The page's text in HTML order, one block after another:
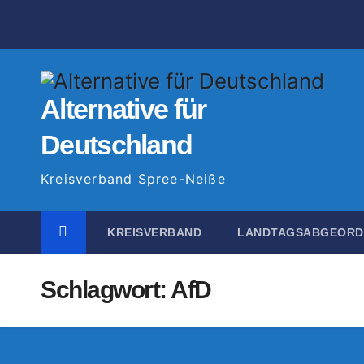
Alternative für
Deutschland
Kreisverband Spree-Neiße
KREISVERBAND
Schlagwort: AfD